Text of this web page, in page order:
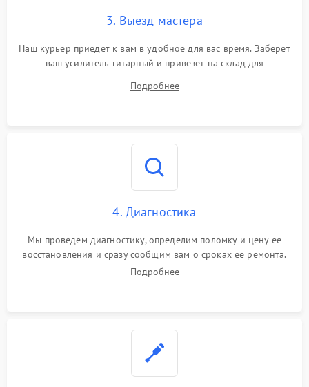
3. Выезд мастера
Наш курьер приедет к вам в удобное для вас время. Заберет
ваш усилитель гитарный и привезет на склад для
Подробнее
4. Диагностика
Мы проведем диагностику, определим поломку и цену ее
восстановления и сразу сообщим вам о сроках ее ремонта.
Подробнее